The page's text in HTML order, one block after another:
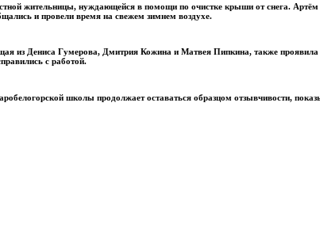
жительницы, нуждающейся в помощи по очистке крыши от снега.
и провели время на свежем зимнем воздухе.
из Дениса Гумерова, Дмитрия Кожина и Матвея Пипкина, также
с работой.
школы продолжает оставаться образцом отзывчивости,